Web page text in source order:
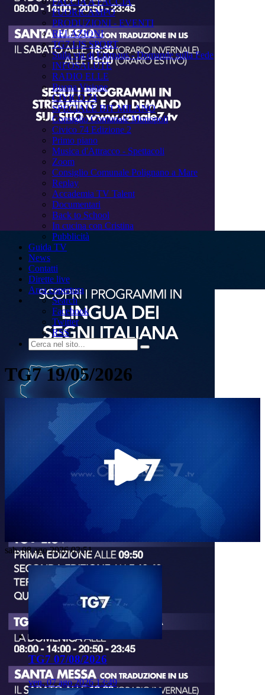
FUORICAMPO
PRODUZIONI - EVENTI
RELAZIONI
TG7 LIS SPORT
Sulla via di Emmaus - Domande sulla Fede
INFOSALUTE
RADIO ELLE
Buona Visione
CIVICO 74
SPECIALE BIT MILANO
Consiglio Comunale Monopoli
Civico 74 Edizione 2
Primo piano
Musica d'Attracco - Spettacoli
Zoom
Consiglio Comunale Polignano a Mare
Replay
Accademia TV Talent
Documentari
Back to School
In cucina con Cristina
Pubblicità
Guida TV
News
Contatti
Dirette live
Area copertura
Search
Facebook
Twitter
RSS
TG7 19/05/2026
Play
Video
sab, 08 ago 2026 03:51
TG7 07/08/2026
ven, 07 ago 2026 13:49